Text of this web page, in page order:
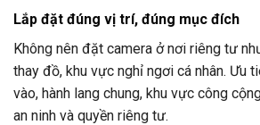
Lắp đặt đúng vị trí, đúng mục đích
Không nên đặt camera ở nơi riêng tư
thay đồ, khu vực nghỉ ngơi cá nhân. Ưu
vào, hành lang chung, khu vực công
an ninh và quyền riêng tư.